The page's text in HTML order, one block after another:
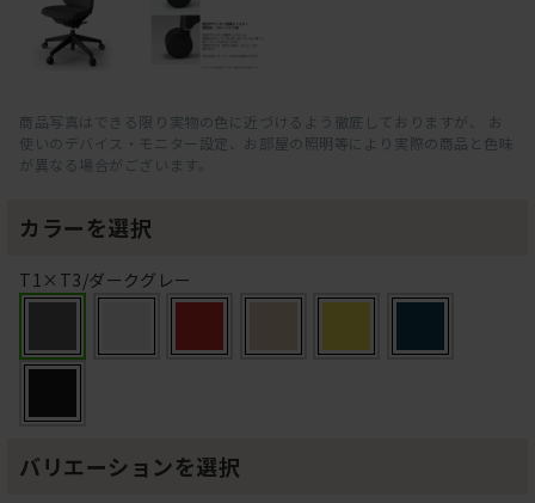
商品写真はできる限り実物の色に近づけるよう徹底しておりますが、 お
使いのデバイス・モニター設定、お部屋の照明等により実際の商品と色味
が異なる場合がございます。
カラーを選択
T1×T3/ダークグレー
バリエーションを選択